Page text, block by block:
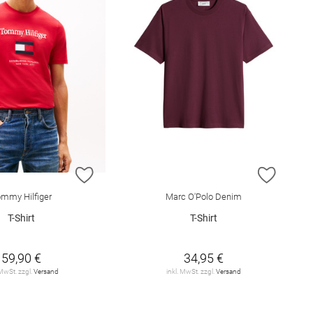
HINZUFÜGEN
Hilfiger
T-Shirt
59,90 €
zzgl.Versand
ZUR
Marc O'Polo Denim
T-Shirt
34,95 €
inkl. MwSt. zzgl.Versand